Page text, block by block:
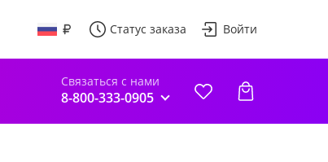
Статус заказа Войти
Связаться с нами
8-800-333-0905